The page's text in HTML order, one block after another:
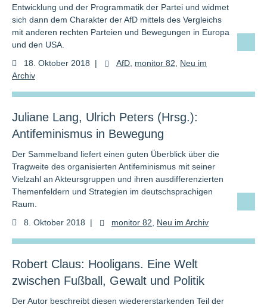
Entwicklung und der Programmatik der Partei und widmet
sich dann dem Charakter der AfD mittels des Vergleichs
mit anderen rechten Parteien und Bewegungen in Europa
und den USA.
18. Oktober 2018 | AfD monitor 82
Neu im
Archiv
Juliane Lang, Ulrich Peters (Hrsg.):
Antifeminismus in Bewegung
Der Sammelband liefert einen guten Überblick über die
Tragweite des organisierten Antifeminismus mit seiner
Vielzahl an Akteursgruppen und ihren ausdifferenzierten
Themenfeldern und Strategien im deutschsprachigen
Raum.
8. Oktober 2018 | monitor 82 Neu im Archiv
Robert Claus: Hooligans. Eine Welt
zwischen Fußball, Gewalt und Politik
Der Autor beschreibt diesen wiedererstarkenden Teil der